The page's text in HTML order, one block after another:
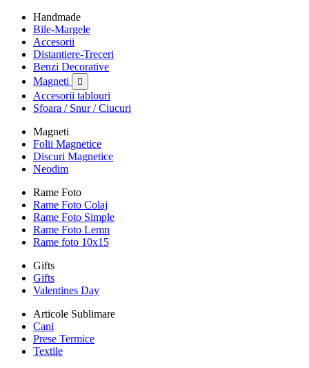
Handmade
Bile-Margele
Accesorii
Distantiere-Treceri
Benzi Decorative
Magneti

Accesorii tablouri
Sfoara / Snur / Ciucuri
Magneti
Folii Magnetice
Discuri Magnetice
Neodim
Rame Foto
Rame Foto Colaj
Rame Foto Simple
Rame Foto Lemn
Rame foto 10x15
Gifts
Gifts
Valentines Day
Articole Sublimare
Cani
Prese Termice
Textile